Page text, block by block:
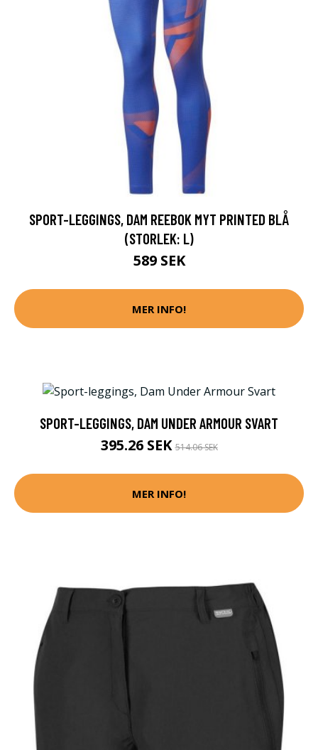
SPORT-LEGGINGS, DAM REEBOK MYT PRINTED BLÅ
(STORLEK: L)
589 SEK
MER INFO!
SPORT-LEGGINGS, DAM UNDER ARMOUR SVART
395.26 SEK514.06 SEK
MER INFO!